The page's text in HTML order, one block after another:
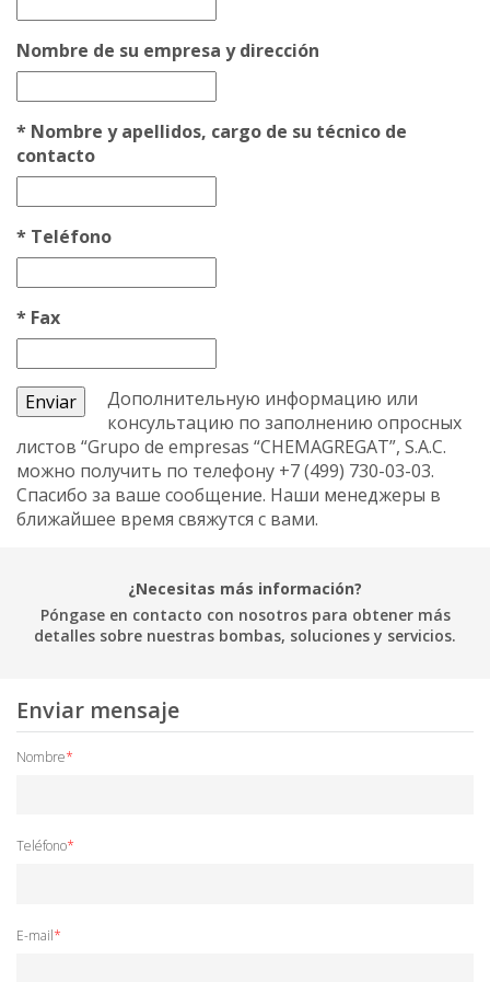
Nombre de su empresa y dirección
* Nombre y apellidos, cargo de su técnico de
contacto
* Teléfono
* Fax
Дополнительную информацию или
консультацию по заполнению опросных
листов “Grupo de empresas “CHEMAGREGAT”, S.A.C.
можно получить по телефону +7 (499) 730-03-03.
Спасибо за ваше сообщение. Наши менеджеры в
ближайшее время свяжутся с вами.
¿Necesitas más información?
Póngase en contacto con nosotros para obtener más
detalles sobre nuestras bombas, soluciones y servicios.
Enviar mensaje
Nombre*
Teléfono*
E-mail*